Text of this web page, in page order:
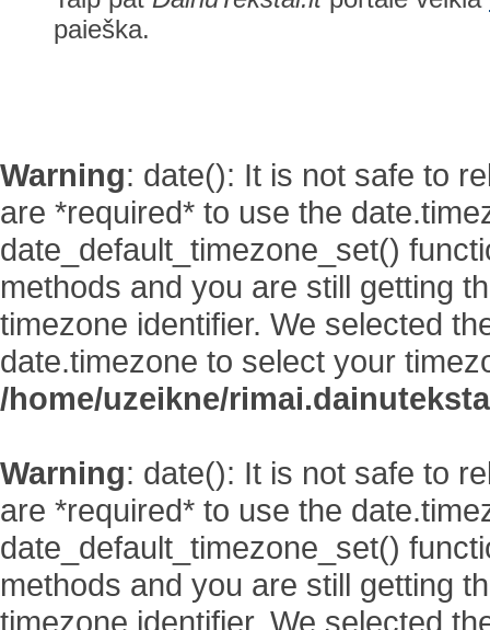
paieška.
Warning: date(): It is not safe to
are *required* to use the
date_default_timezone_set()
methods and you are still getting
timezone identifier. We selected
date.timezone to select your
/home/uzeikne/
Warning: date(): It is not safe to
are *required* to use the
date_default_timezone_set()
methods and you are still getting
timezone identifier. We selected